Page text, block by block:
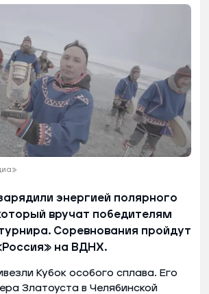
энергией полярного
вручат победителям
Соревнования пройдут
на ВДНХ.
Кубок особого сплава. Его
Златоуста в Челябинской